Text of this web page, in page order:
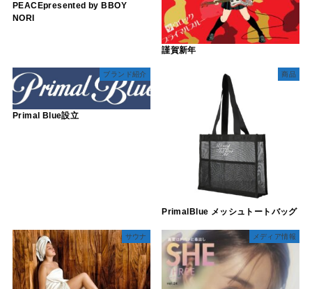
PEACEpresented by BBOY
NORI
謹賀新年
ブランド紹介
Primal Blue設立
商品
PrimalBlue メッシュトートバッグ
サウナ メディア情報